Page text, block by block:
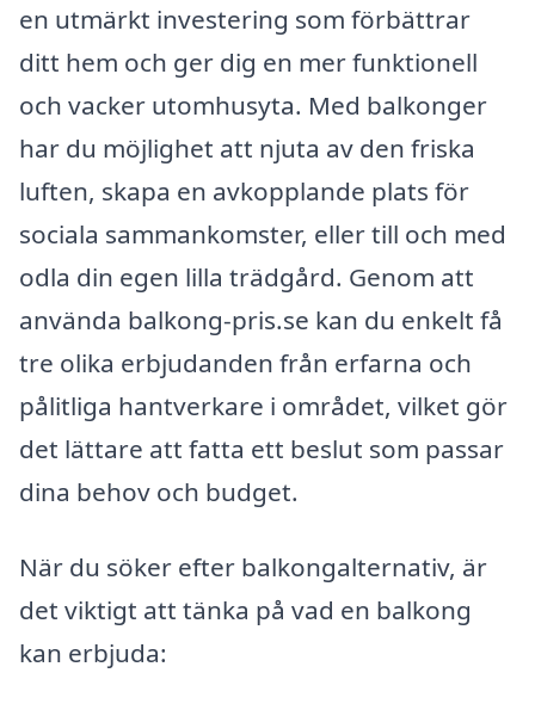
en utmärkt investering som förbättrar
ditt hem och ger dig en mer funktionell
och vacker utomhusyta. Med balkonger
har du möjlighet att njuta av den friska
luften, skapa en avkopplande plats för
sociala sammankomster, eller till och med
odla din egen lilla trädgård. Genom att
använda balkong-pris.se kan du enkelt få
tre olika erbjudanden från erfarna och
pålitliga hantverkare i området, vilket gör
det lättare att fatta ett beslut som passar
dina behov och budget.
När du söker efter balkongalternativ, är
det viktigt att tänka på vad en balkong
kan erbjuda: